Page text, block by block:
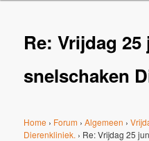
Re: Vrijdag 25
snelschaken
Home › Forum › Algemeen ›
Dierenkliniek. › Re: Vrijdag 25